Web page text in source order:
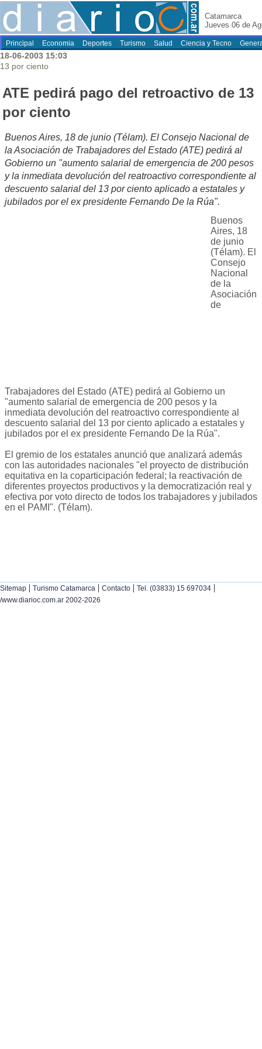
Catamarca
Jueves 06 de
Principal Economia Deportes Turismo Salud Ciencia y Tecno
18-06-2003 15:03
13 por ciento
ATE pedirá pago del retroactivo de 13
por ciento
Buenos Aires, 18 de junio (Télam). El Consejo Nacional de
la Asociación de Trabajadores del Estado (ATE) pedirá al
Gobierno un "aumento salarial de emergencia de 200 pesos
y la inmediata devolución del reatroactivo correspondiente al
descuento salarial del 13 por ciento aplicado a estatales y
jubilados por el ex presidente Fernando De la Rúa".
Buenos
Aires, 18
de junio
(Télam). El
Consejo
Nacional
de la
Asociación
de
Trabajadores del Estado (ATE) pedirá al Gobierno un
"aumento salarial de emergencia de 200 pesos y la
inmediata devolución del reatroactivo correspondiente al
descuento salarial del 13 por ciento aplicado a estatales y
jubilados por el ex presidente Fernando De la Rúa".
El gremio de los estatales anunció que analizará además
con las autoridades nacionales "el proyecto de distribución
equitativa en la coparticipación federal; la reactivación de
diferentes proyectos productivos y la democratización real y
efectiva por voto directo de todos los trabajadores y jubilados
en el PAMI". (Télam).
Sitemap | Turismo Catamarca | Contacto | Tel. (03833) 15 697034 |
/www.diarioc.com.ar 2002-2026